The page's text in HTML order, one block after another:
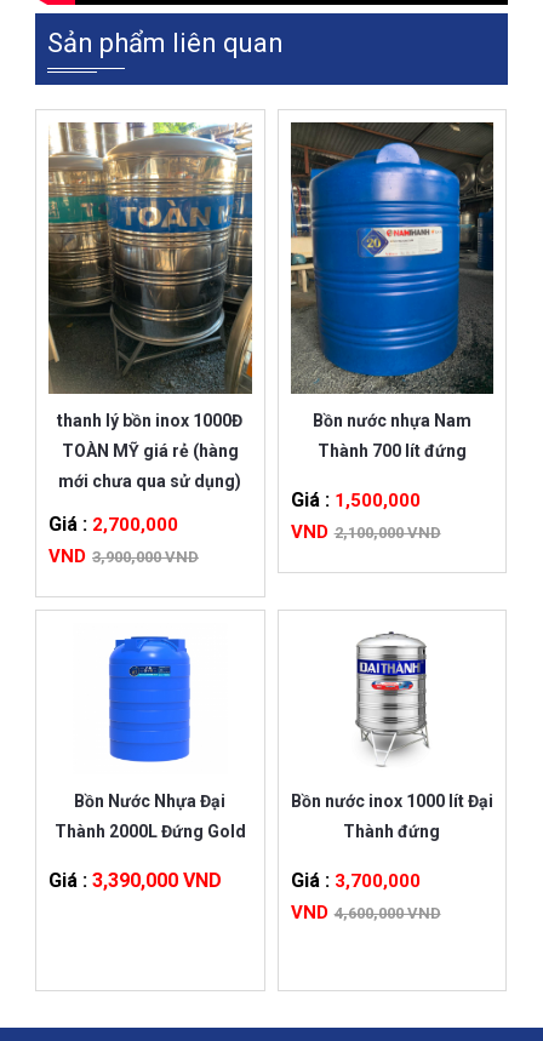
Sản phẩm liên quan
thanh lý bồn inox 1000Đ
TOÀN MỸ giá rẻ (hàng
mới chưa qua sử dụng)
Giá : 2,700,000
VND 3,900,000 VND
Bồn nước nhựa Nam
Thành 700 lít đứng
Giá : 1,500,000
VND 2,100,000 VND
Bồn Nước Nhựa Đại
Thành 2000L Đứng Gold
Giá : 3,390,000 VND
Bồn nước inox 1000 lít Đại
Thành đứng
Giá : 3,700,000
VND 4,600,000 VND